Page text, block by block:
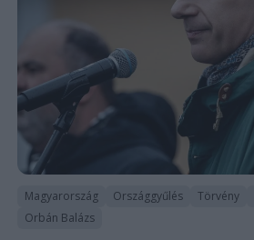
Magyarország Országgyűlés Törvény
Orbán Balázs